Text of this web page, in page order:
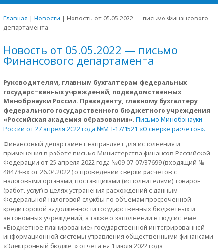
Главная | Новости | Новость от 05.05.2022 — письмо Финансового
департамента
Новость от 05.05.2022 — письмо
Финансового департамента
Руководителям, главным бухгалтерам федеральных
государственных учреждений, подведомственных
Минобрнауки России. Президенту, главному бухгалтеру
федерального государственного бюджетного учреждения
«Российская академия образования». Письмо Минобрнауки
России от 27 апреля 2022 года №МН-17/1521 «О сверке расчетов».
Финансовый департамент направляет для исполнения и
применения в работе письмо Министерства финансов Российской
Федерации от 25 апреля 2022 года №09-07-07/37699 (входящий №
48478-вх от 26.04.2022 ) о проведении сверки расчетов с
налоговыми органами, поставщиками (исполнителями) товаров
(работ, услуг) в целях устранения расхождений с данным
Федеральной налоговой службы по объемам просроченной
кредиторской задолженности государственных бюджетных и
автономных учреждений, а также о заполнении в подсистеме
«Бюджетное планирование» государственной интегрированной
информационной системы управления общественными финансами
«Электронный бюджет» отчета на 1 июля 2022 года.